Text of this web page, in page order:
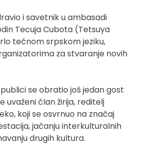
i savetnik u ambasadi
Tecuja Cubota (Tetsuya
tečnom srpskom jeziku,
za stvaranje novih
se obratio još jedan gost
uvaženi član žirija, reditelj
koji se osvrnuo na značaj
jačanju interkulturalnih
drugih kultura.